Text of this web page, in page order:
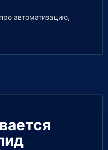
автоматизацию,